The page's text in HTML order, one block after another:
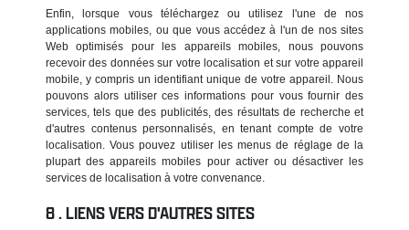
Enfin, lorsque vous téléchargez ou utilisez l'une de nos
applications mobiles, ou que vous accédez à l'un de nos sites
Web optimisés pour les appareils mobiles, nous pouvons
recevoir des données sur votre localisation et sur votre appareil
mobile, y compris un identifiant unique de votre appareil. Nous
pouvons alors utiliser ces informations pour vous fournir des
services, tels que des publicités, des résultats de recherche et
d'autres contenus personnalisés, en tenant compte de votre
localisation. Vous pouvez utiliser les menus de réglage de la
plupart des appareils mobiles pour activer ou désactiver les
services de localisation à votre convenance.
LIENS VERS D'AUTRES SITES